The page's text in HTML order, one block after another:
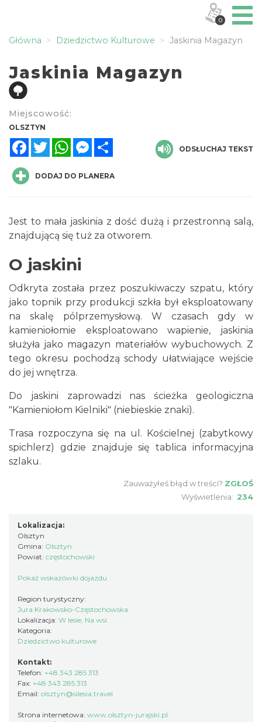
Główna Dziedzictwo Kulturowe Jaskinia Magazyn
Jaskinia Magazyn
Miejscowość:
OLSZTYN
FacebookTwitterWhatsAppMessenger
ODSŁUCHAJ TEKST
DODAJ DO PLANERA
Jest to mała jaskinia z dość dużą i przestronną salą,
znajdującą się tuż za otworem.
O jaskini
Odkryta została przez poszukiwaczy szpatu, który
jako topnik przy produkcji szkła był eksploatowany
na skalę pólprzemysłową. W czasach gdy w
kamieniołomie eksploatowano wapienie, jaskinia
służyła jako magazyn materiałów wybuchowych. Z
tego okresu pochodzą schody ułatwiające wejście
do jej wnętrza.
Do jaskini zaprowadzi nas ścieżka geologiczna
"Kamieniołom Kielniki" (niebieskie znaki).
Trasa rozpoczyna się na ul. Kościelnej (zabytkowy
spichlerz) gdzie znajduje się tablica informacyjna
szlaku.
Zauważyłeś błąd w treści? ZGŁOŚ
Wyświetlenia: 234
Lokalizacja:
Olsztyn
Gmina: Olsztyn
Powiat: częstochowski
Pokaż wskazówki dojazdu
Region turystyczny:
Jura Krakowsko-Częstochowska
Lokalizacja: W lesie, Na wsi
Kategoria:
Dziedzictwo kulturowe
Kontakt:
Telefon: +48 343 285 313
Fax: +48 343 285 313
Email: olsztyn@silesia.travel
Strona internetowa: www.olsztyn-jurajski.pl
0